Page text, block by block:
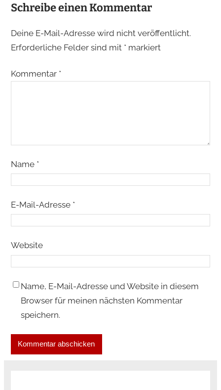
b
o
k
t
r
s
p
p
I
n
Schreibe einen Kommentar
Deine E-Mail-Adresse wird nicht veröffentlicht.
Erforderliche Felder sind mit *markiert
Kommentar *
Name *
E-Mail-Adresse *
Website
Name, E-Mail-Adresse und Website in diesem
Browser für meinen nächsten Kommentar
speichern.